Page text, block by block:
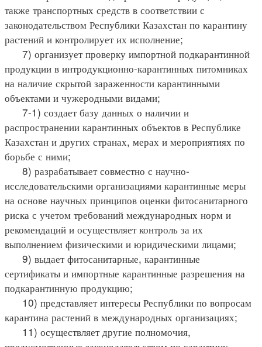
также транспортных средств в соответствии с
законодательством Республики Казахстан по карантину
растений и контролирует их исполнение;
7) организует проверку импортной подкарантинной
продукции в интродукционно-карантинных питомниках
на наличие скрытой зараженности карантинными
объектами и чужеродными видами;
7-1) создает базу данных о наличии и
распространении карантинных объектов в Республике
Казахстан и других странах, мерах и мероприятиях по
борьбе с ними;
8) разрабатывает совместно с научно-
исследовательскими организациями карантинные меры
на основе научных принципов оценки фитосанитарного
риска с учетом требований международных норм и
рекомендаций и осуществляет контроль за их
выполнением физическими и юридическими лицами;
9) выдает фитосанитарные, карантинные
сертификаты и импортные карантинные разрешения на
подкарантинную продукцию;
10) представляет интересы Республики по вопросам
карантина растений в международных организациях;
11) осуществляет другие полномочия,